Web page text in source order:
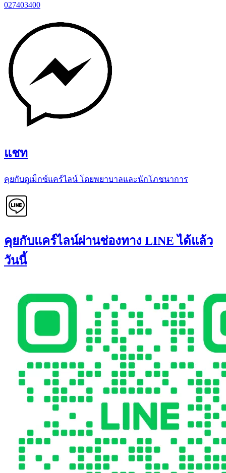
027403400
แชท
คุยกับดูเม็กซ์แคร์ไลน์ โดยพยาบาลและนักโภชนาการ
คุยกับแคร์ไลน์ผ่านช่องทาง LINE ได้แล้ว
วันนี้